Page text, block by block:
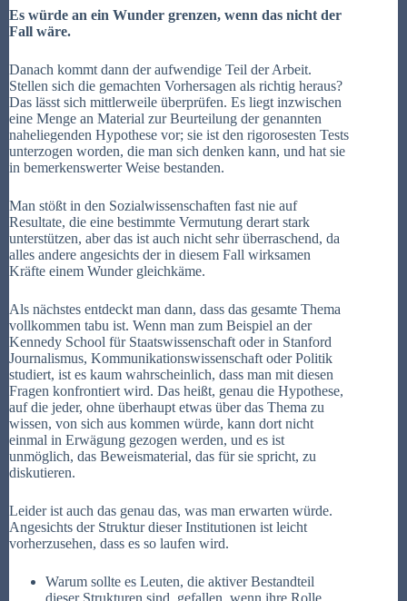
Es würde an ein Wunder grenzen, wenn das nicht der
Fall wäre.
Danach kommt dann der aufwendige Teil der Arbeit.
Stellen sich die gemachten Vorhersagen als richtig heraus?
Das lässt sich mittlerweile überprüfen. Es liegt inzwischen
eine Menge an Material zur Beurteilung der genannten
naheliegenden Hypothese vor; sie ist den rigorosesten Tests
unterzogen worden, die man sich denken kann, und hat sie
in bemerkenswerter Weise bestanden.
Man stößt in den Sozialwissenschaften fast nie auf
Resultate, die eine bestimmte Vermutung derart stark
unterstützen, aber das ist auch nicht sehr überraschend, da
alles andere angesichts der in diesem Fall wirksamen
Kräfte einem Wunder gleichkäme.
Als nächstes entdeckt man dann, dass das gesamte Thema
vollkommen tabu ist. Wenn man zum Beispiel an der
Kennedy School für Staatswissenschaft oder in Stanford
Journalismus, Kommunikationswissenschaft oder Politik
studiert, ist es kaum wahrscheinlich, dass man mit diesen
Fragen konfrontiert wird. Das heißt, genau die Hypothese,
auf die jeder, ohne überhaupt etwas über das Thema zu
wissen, von sich aus kommen würde, kann dort nicht
einmal in Erwägung gezogen werden, und es ist
unmöglich, das Beweismaterial, das für sie spricht, zu
diskutieren.
Leider ist auch das genau das, was man erwarten würde.
Angesichts der Struktur dieser Institutionen ist leicht
vorherzusehen, dass es so laufen wird.
Warum sollte es Leuten, die aktiver Bestandteil
dieser Strukturen sind, gefallen, wenn ihre Rolle